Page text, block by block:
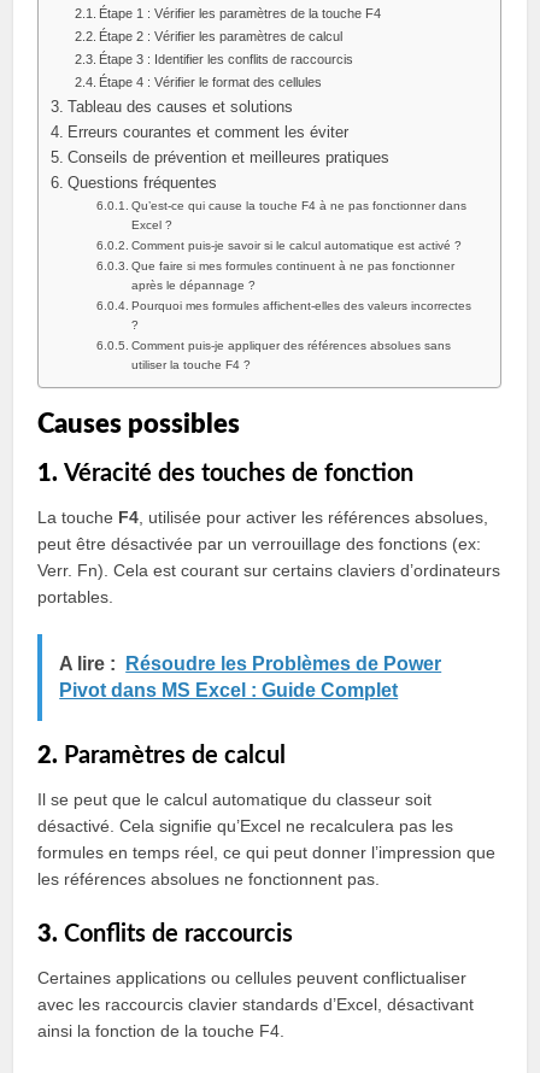
Étape 1 : Vérifier les paramètres de la touche F4
Étape 2 : Vérifier les paramètres de calcul
Étape 3 : Identifier les conflits de raccourcis
Étape 4 : Vérifier le format des cellules
Tableau des causes et solutions
Erreurs courantes et comment les éviter
Conseils de prévention et meilleures pratiques
Questions fréquentes
Qu’est-ce qui cause la touche F4 à ne pas fonctionner dans
Excel ?
Comment puis-je savoir si le calcul automatique est activé ?
Que faire si mes formules continuent à ne pas fonctionner
après le dépannage ?
Pourquoi mes formules affichent-elles des valeurs incorrectes
?
Comment puis-je appliquer des références absolues sans
utiliser la touche F4 ?
Causes possibles
1.Véracité des touches de fonction
La touche F4 , utilisée pour activer les références absolues,
peut être désactivée par un verrouillage des fonctions (ex:
Verr. Fn). Cela est courant sur certains claviers d’ordinateurs
portables.
A lire :
Résoudre les Problèmes de Power
Pivot dans MS Excel : Guide Complet
2. Paramètres de calcul
Il se peut que le calcul automatique du classeur soit
désactivé. Cela signifie qu’Excel ne recalculera pas les
formules en temps réel, ce qui peut donner l’impression que
les références absolues ne fonctionnent pas.
3.Conflits de raccourcis
Certaines applications ou cellules peuvent conflictualiser
avec les raccourcis clavier standards d’Excel, désactivant
ainsi la fonction de la touche F4.